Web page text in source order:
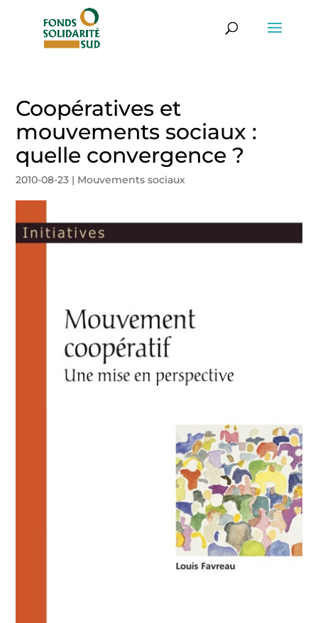
Coopératives et
mouvements sociaux :
quelle convergence ?
2010-08-23 | Mouvements sociaux